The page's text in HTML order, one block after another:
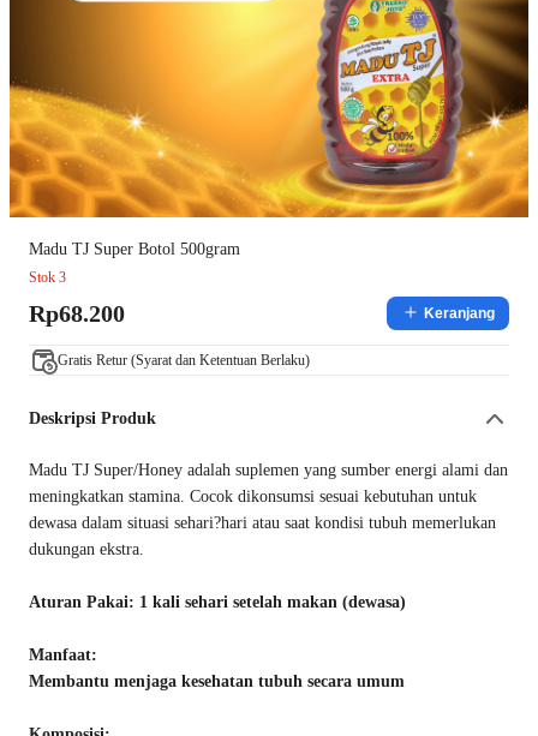
Madu TJ Super Botol 500gram
Stok 3
Rp68.200 Keranjang
Gratis Retur (Syarat dan Ketentuan Berlaku)
Deskripsi Produk
Madu TJ Super/Honey adalah suplemen yang sumber energi alami dan
meningkatkan stamina. Cocok dikonsumsi sesuai kebutuhan untuk
dewasa dalam situasi sehari?hari atau saat kondisi tubuh memerlukan
dukungan ekstra.
Aturan Pakai: 1 kali sehari setelah makan (dewasa)
Manfaat:
Membantu menjaga kesehatan tubuh secara umum